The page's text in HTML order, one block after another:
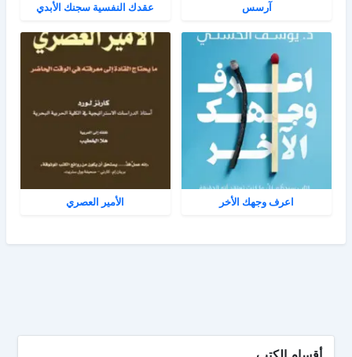
آرسس عقدك النفسية سجنك الأبدي
اعرف وجهك الأخر الأمير العصري